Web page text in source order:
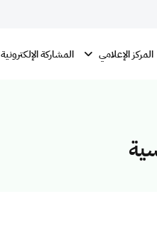
المركز الإعلامي المشاركة الإلكترونية